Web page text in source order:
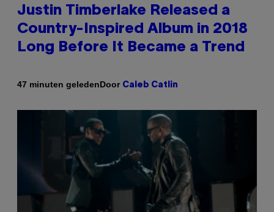
Justin Timberlake Released a
Country-Inspired Album in 2018
Long Before It Became a Trend
47 minuten geledenDoor Caleb Catlin